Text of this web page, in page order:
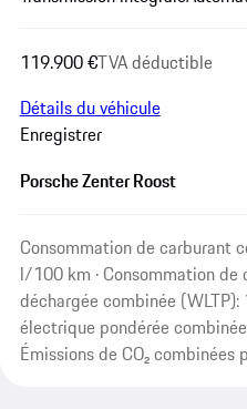
119.900 €TVA déductible
Détails du véhicule
Enregistrer
Porsche Zenter Roost
Consommation de carburant
l/100 km · Consommation
déchargée combinée
électrique pondérée
Émissions de CO₂